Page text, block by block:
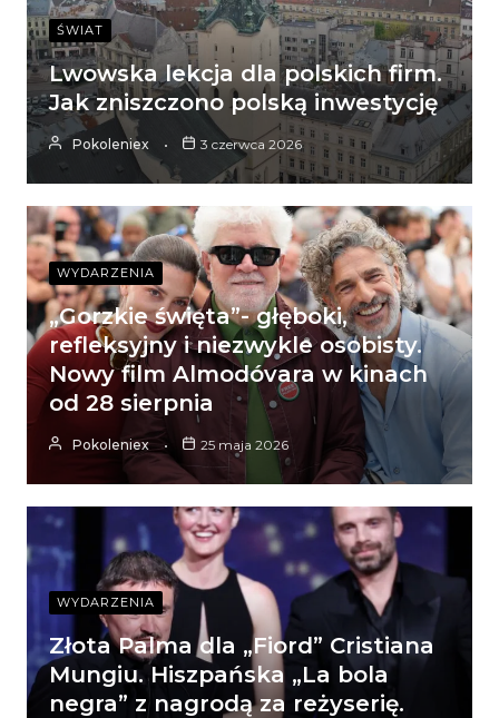
ŚWIAT
Lwowska lekcja dla polskich firm.
Jak zniszczono polską inwestycję
Pokoleniex 3 czerwca 2026
WYDARZENIA
„Gorzkie święta”- głęboki,
refleksyjny i niezwykle osobisty.
Nowy film Almodóvara w kinach
od 28 sierpnia
Pokoleniex 25 maja 2026
WYDARZENIA
Złota Palma dla „Fiord” Cristiana
Mungiu. Hiszpańska „La bola
negra” z nagrodą za reżyserię.